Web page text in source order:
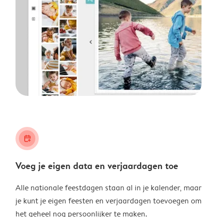
calendar_plus
Voeg je eigen data en verjaardagen toe
Alle nationale feestdagen staan al in je kalender, maar
je kunt je eigen feesten en verjaardagen toevoegen om
het geheel nog persoonlijker te maken.